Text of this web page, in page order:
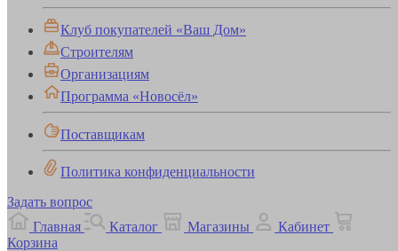
Клуб покупателей «Ваш Дом»
Строителям
Организациям
Программа «Новосёл»
Поставщикам
Политика конфиденциальности
Задать вопрос
Главная
Каталог Магазины
Кабинет
Корзина